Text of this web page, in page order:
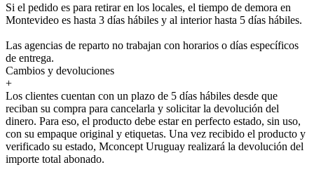
Si el pedido es para retirar en los locales, el tiempo de demora en
Montevideo es hasta 3 días hábiles y al interior hasta 5 días hábiles.
Las agencias de reparto no trabajan con horarios o días específicos
de entrega.
Cambios y devoluciones
+
Los clientes cuentan con un plazo de 5 días hábiles desde que
reciban su compra para cancelarla y solicitar la devolución del
dinero. Para eso, el producto debe estar en perfecto estado, sin uso,
con su empaque original y etiquetas. Una vez recibido el producto y
verificado su estado, Mconcept Uruguay realizará la devolución del
importe total abonado.